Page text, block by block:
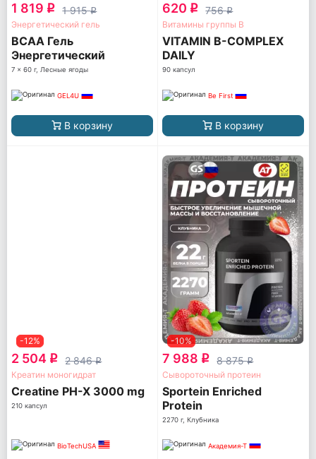
1 819 q 1 915q
Энергетический гель
BCAA Гель
Энергетический
7 x 60 г, Лесные ягоды
GEL4U
В корзину
620 q 756q
Витамины группы B
VITAMIN B-COMPLEX
DAILY
90 капсул
Be First
В корзину
-12%
2 504 q 2 846q
Креатин моногидрат
Creatine PH-X 3000 mg
210 капсул
BioTechUSA
-10%
7 988 q 8 875q
Сывороточный протеин
Sportein Enriched
Protein
2270 г, Клубника
Академия-Т